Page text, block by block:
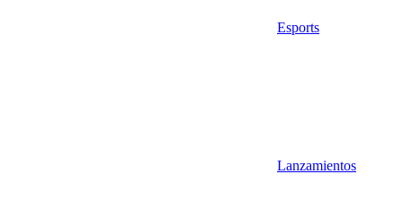
Esports
Lanzamientos